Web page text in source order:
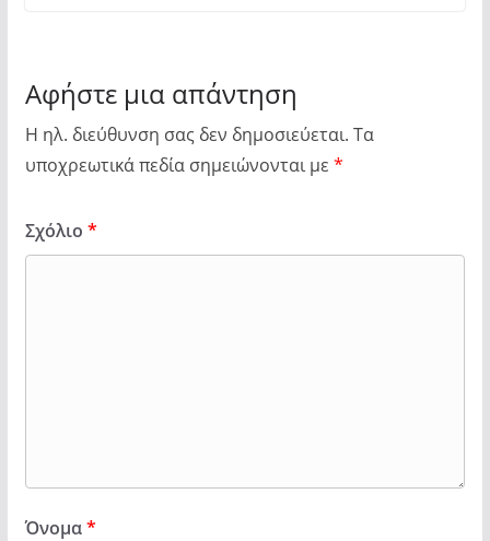
Αφήστε μια απάντηση
Η ηλ. διεύθυνση σας δεν δημοσιεύεται. Τα
υποχρεωτικά πεδία σημειώνονται με *
Σχόλιο *
Όνομα*